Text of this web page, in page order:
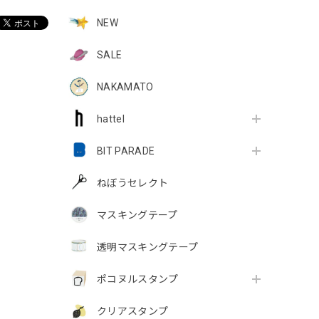
NEW
SALE
NAKAMATO
hattel
BIT PARADE
ねぼうセレクト
マスキングテープ
透明マスキングテープ
ポコヌルスタンプ
クリアスタンプ